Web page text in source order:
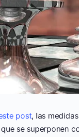
post, las
se superponen